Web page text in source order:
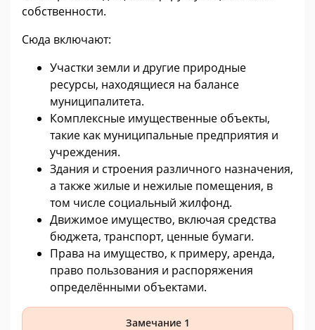
собственности.
Сюда включают:
Участки земли и другие природные
ресурсы, находящиеся на балансе
муниципалитета.
Комплексные имущественные объекты,
такие как муниципальные предприятия и
учреждения.
Здания и строения различного назначения,
а также жилые и нежилые помещения, в
том числе социальный жилфонд.
Движимое имущество, включая средства
бюджета, транспорт, ценные бумаги.
Права на имущество, к примеру, аренда,
право пользования и распоряжения
определёнными объектами.
Замечание 1